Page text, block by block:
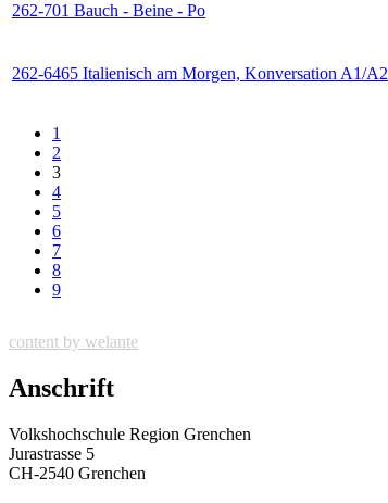
262-701 Bauch - Beine - Po
262-6465 Italienisch am Morgen, Konversation A1/A2
1
2
3
4
5
6
7
8
9
content by welante
Anschrift
Volkshochschule Region Grenchen
Jurastrasse 5
CH-2540 Grenchen